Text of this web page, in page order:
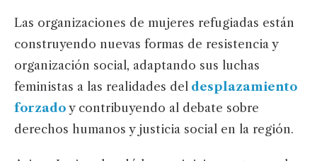
Las organizaciones de mujeres refugiadas están
construyendo nuevas formas de resistencia y
organización social, adaptando sus luchas
feministas a las realidades del desplazamiento
forzado y contribuyendo al debate sobre
derechos humanos y justicia social en la región.